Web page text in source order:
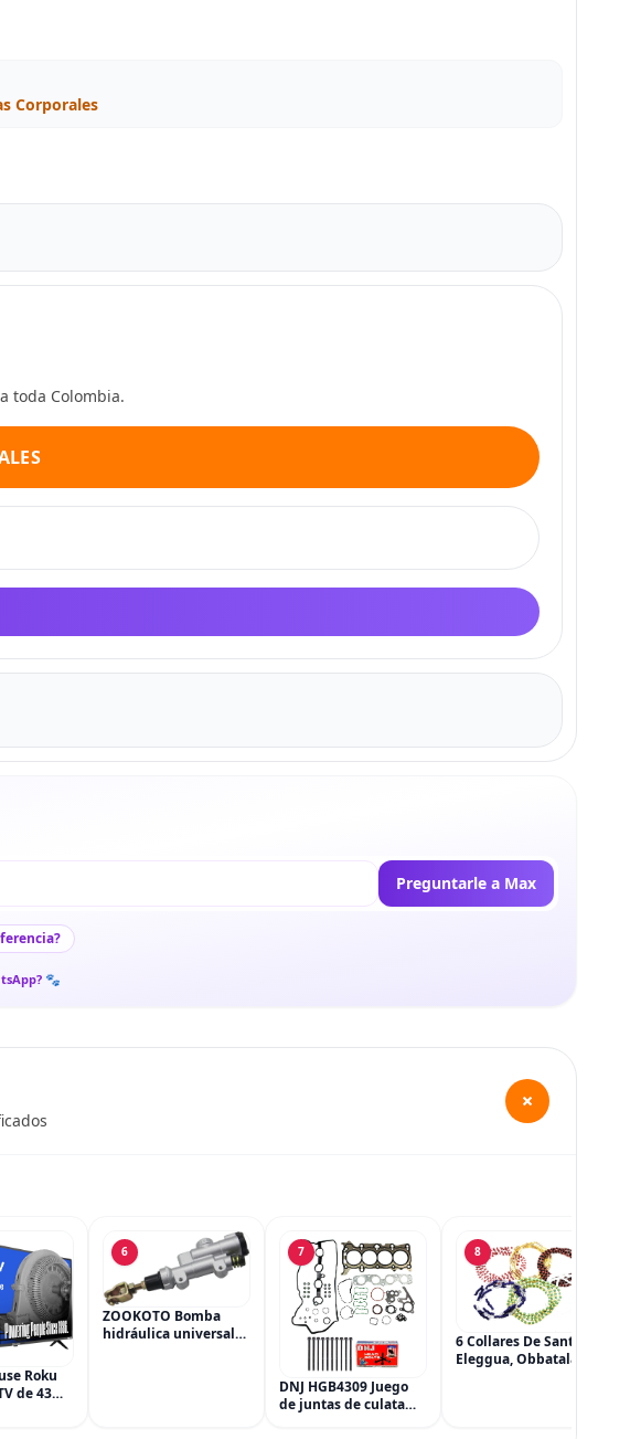
Corporales
toda Colombia.
Preguntarle a Max
🐾
+
Roku
de 43
6
ZOOKOTO Bomba
hidráulica universal
7
DNJ HGB4309 Juego
de juntas de culata
8
6 Collares De Santeria,
Eleggua, Obbatala,